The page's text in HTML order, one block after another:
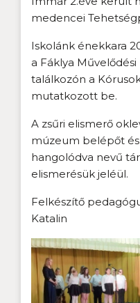
medencei
Iskolánk énekkara
a Fáklya
találkozón a
mutatkozott be.
A zsűri elismerő
múzeum belépőt
hangolódva nevű
elismerésük jeléül.
Felkészítő
Katalin